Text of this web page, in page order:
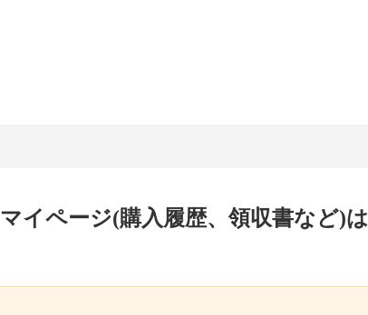
マイページ(購入履歴、領収書など)は